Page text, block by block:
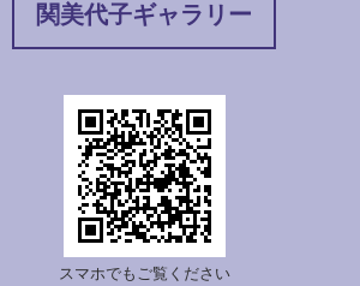
関美代子ギャラリー
スマホでもご覧ください